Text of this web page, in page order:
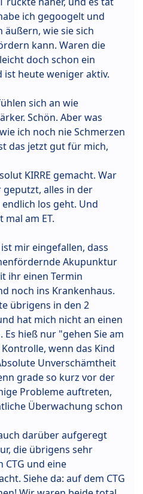
ich gegoogelt und
äußern, wie sie sich
kann. Waren die
doch schon ein
ist heute weniger aktiv.
sich an wie
Schön. Aber was
ich noch nie Schmerzen
das jetzt gut für mich,
KIRRE gemacht. War
geputzt, alles in der
los geht. Und
am ET.
mir eingefallen, dass
Akupunktur
ihr einen Termin
noch ins Krankenhaus.
übrigens in den 2
hat mich nicht an einen
hieß nur "gehen Sie am
wenn das Kind
Unverschämtheit
grade so kurz vor der
Probleme auftreten,
Überwachung schon
darüber aufgeregt
die übrigens sehr
CTG und eine
Siehe da: auf dem CTG